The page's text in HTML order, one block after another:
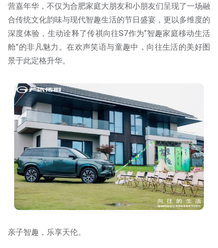
营嘉年华，不仅为合肥家庭大朋友和小朋友们呈现了一场融
合传统文化韵味与现代智趣生活的节日盛宴，更以多维度的
深度体验，生动诠释了传祺向往S7作为“智趣家庭移动生活
舱”的非凡魅力。在欢声笑语与童趣中，向往生活的美好图
景于此定格升华。
亲子智趣，乐享天伦。